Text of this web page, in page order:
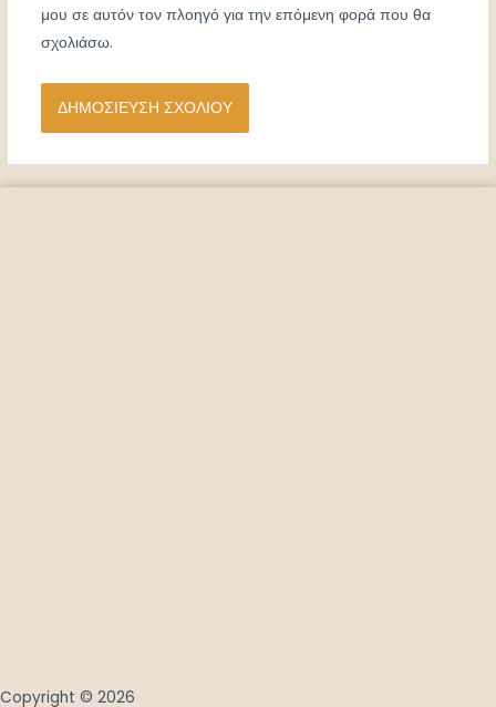
μου σε αυτόν τον πλοηγό για την επόμενη φορά που θα
σχολιάσω.
Copyright © 2026